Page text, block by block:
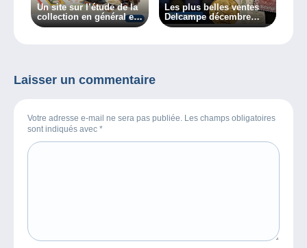
Un site sur l’étude de la
collection en général et
des collectionneurs en
Les plus belles ventes
Delcampe décembre
2022
Laisser un commentaire
Votre adresse e-mail ne sera pas publiée. Les champs obligatoires
sont indiqués avec *